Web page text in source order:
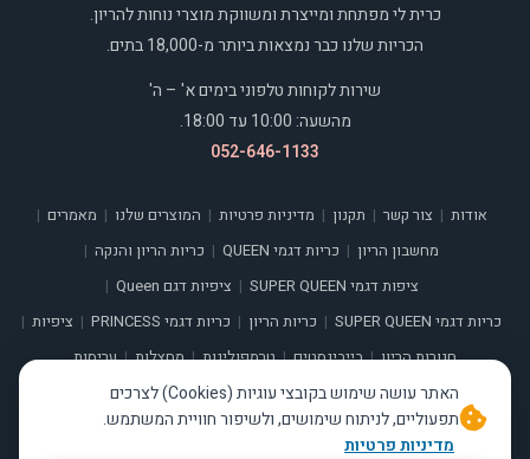
כרית לי מפתחת ומייצרת ומשווקת מוצרי נוחות להריון.
הכריות שלנו כבר נמצאות ביותר מ-18,000 בתים.
שירות לקוחות טלפוני בימים א' – ה'
מהשעה: 10:00 עד 18:00.
052-646-1133
אודות | צור קשר | תקנון | מדיניות פרטיות | המוצרים שלנו | מאמרים |
מחשבון הריון | כריות דגמי QUEEN | כריות הריון והנקה |
ציפות דגמי SUPER QUEEN | ציפיות דגם Queen |
כריות דגמי SUPER QUEEN | כריות הריון | כריות דגמי PRINCESS | ציפיות |
חגורות הריון | בייבינסטים | טרמפולינות | מחצלות | עריסות
האתר עושה שימוש בקובצי עוגיות (Cookies) לצרכים
תפעוליים, לניתוח שימושים, ולשיפור חוויית המשתמש.
מדיניות פרטיות